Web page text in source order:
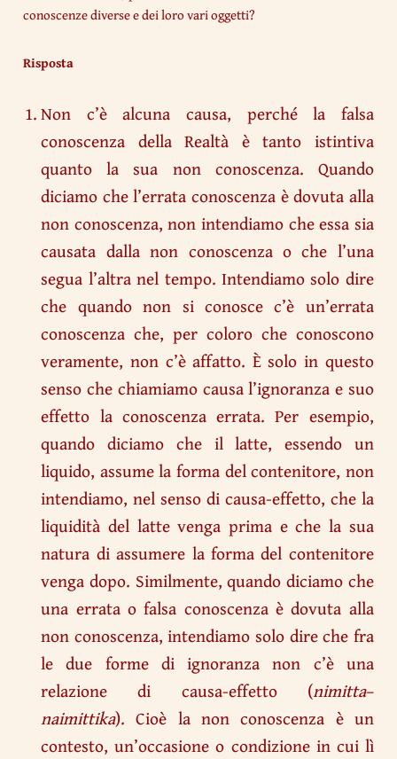
conoscenze diverse e dei loro vari oggetti?
Risposta
Non c’è alcuna causa, perché la falsa
conoscenza della Realtà è tanto istintiva
quanto la sua non conoscenza. Quando
diciamo che l’errata conoscenza è dovuta alla
non conoscenza, non intendiamo che essa sia
causata dalla non conoscenza o che l’una
segua l’altra nel tempo. Intendiamo solo dire
che quando non si conosce c’è un’errata
conoscenza che, per coloro che conoscono
veramente, non c’è affatto. È solo in questo
senso che chiamiamo causa l’ignoranza e suo
effetto la conoscenza errata. Per esempio,
quando diciamo che il latte, essendo un
liquido, assume la forma del contenitore, non
intendiamo, nel senso di causa-effetto, che la
liquidità del latte venga prima e che la sua
natura di assumere la forma del contenitore
venga dopo. Similmente, quando diciamo che
una errata o falsa conoscenza è dovuta alla
non conoscenza, intendiamo solo dire che fra
le due forme di ignoranza non c’è una
relazione di causa-effetto (nimitta–
naimittika). Cioè la non conoscenza è un
contesto, un’occasione o condizione in cui lì